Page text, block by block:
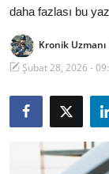
Sigorta & Kasko
Vergi & ÖTV &
Sorgulamalar
İkinci El & Alım-
daha fazlası bu
Kronik Uzmanı
Şubat 28, 2026 -